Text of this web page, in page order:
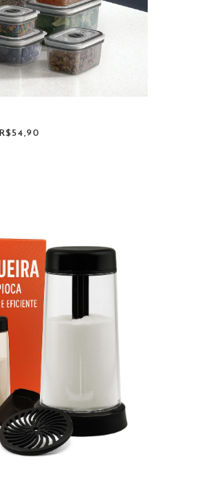
R$54,90